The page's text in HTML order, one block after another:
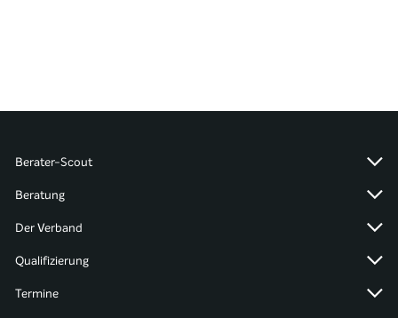
Berater-Scout
Beratung
Der Verband
Qualifizierung
Termine